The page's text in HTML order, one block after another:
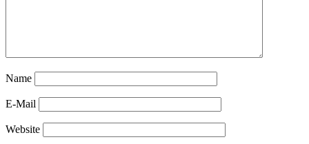
Name
E-Mail
Website